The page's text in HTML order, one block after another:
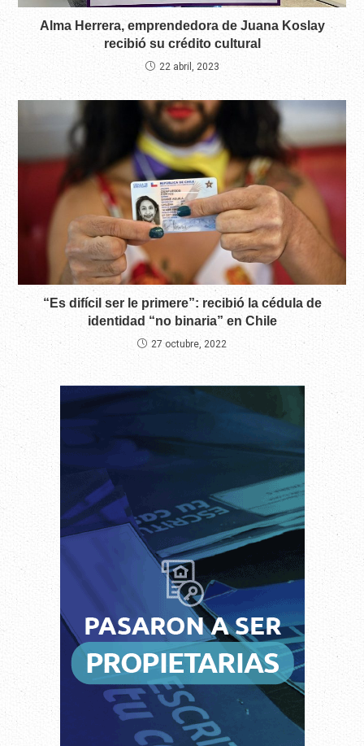
Alma Herrera, emprendedora de Juana Koslay
recibió su crédito cultural
22 abril, 2023
“Es difícil ser le primere”: recibió la cédula de
identidad “no binaria” en Chile
27 octubre, 2022